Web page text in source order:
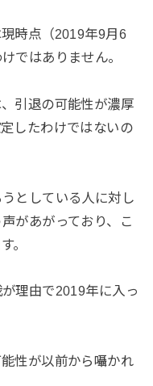
時点（2019年9月6
ではありません。
引退の可能性が濃厚
したわけではないの
としている人に対し
があがっており、こ
。
理由で2019年に入っ
性が以前から囁かれ